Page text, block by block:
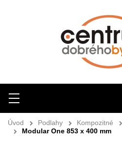
Hľadať
Menu
Úvod Podlahy Kompozitné
Modular One 853 x 400 mm